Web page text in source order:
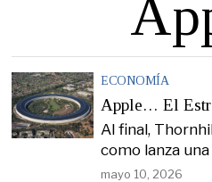
ECONOMÍA
Apple… El
Al final,
como lanza
mayo 10, 2026